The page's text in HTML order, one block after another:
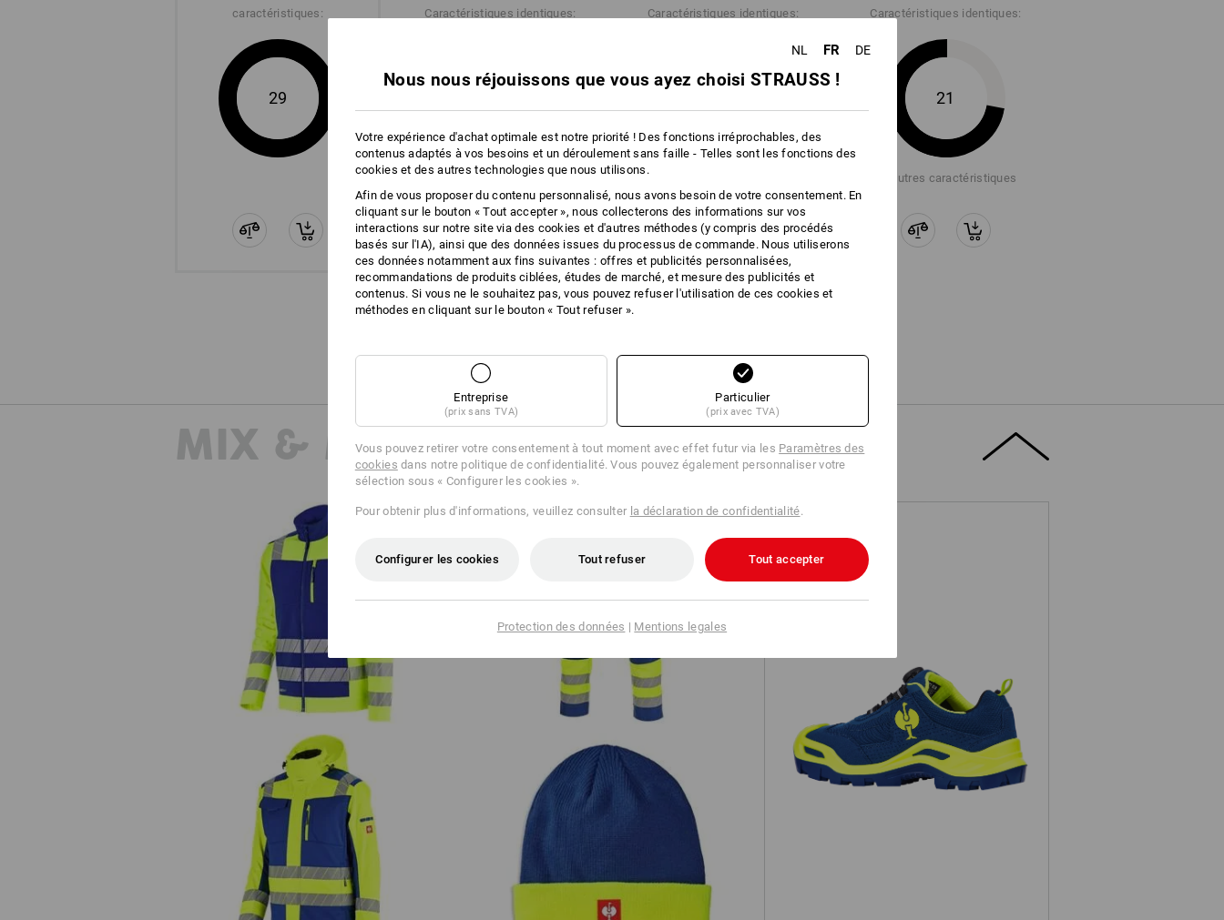
fonctionne le principe de la respirabilité.
Cliquez sur le bouton "Fiche technique" pour obtenir plus d'informations.
Fiche technique
plus
caractéristiques:
29
Caractéristiques identiques: Caractéristiques identiques: Caractéristiques identiques:
21
+3 autres caractéristiques
MIX & MATCH
S3 Chaussures hautes de sécurité
e.s.Kastra II low
Veste softshell de signalisation
e.s.motion 24/7
Pantalon à taille élast. signal.
e.s.motion 24/7
Veste softshell de signal. d'hiver
e.s.motion 24/7
Bonnet tricoté e.s.motion 24/7
NL FR DE
Nous nous réjouissons que vous ayez choisi STRAUSS !
Votre expérience d'achat optimale est notre priorité ! Des fonctions irréprochables, des
contenus adaptés à vos besoins et un déroulement sans faille - Telles sont les fonctions des
cookies et des autres technologies que nous utilisons.
Afin de vous proposer du contenu personnalisé, nous avons besoin de votre consentement. En
cliquant sur le bouton « Tout accepter », nous collecterons des informations sur vos
interactions sur notre site via des cookies et d'autres méthodes (y compris des procédés
basés sur l'IA), ainsi que des données issues du processus de commande. Nous utiliserons
ces données notamment aux fins suivantes : offres et publicités personnalisées,
recommandations de produits ciblées, études de marché, et mesure des publicités et
contenus. Si vous ne le souhaitez pas, vous pouvez refuser l'utilisation de ces cookies et
méthodes en cliquant sur le bouton « Tout refuser ».
Entreprise
(prix sans TVA)
Particulier
(prix avec TVA)
Vous pouvez retirer votre consentement à tout moment avec effet futur via les Paramètres des
cookies dans notre politique de confidentialité. Vous pouvez également personnaliser votre
sélection sous « Configurer les cookies ».
Pour obtenir plus d'informations, veuillez consulter la déclaration de confidentialité.
Configurer les cookies Tout refuser Tout accepter
Protection des données | Mentions legales